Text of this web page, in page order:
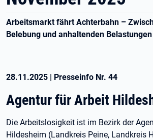
Arbeitsmarkt fährt Achterbahn –
Belebung und anhaltenden Belastungen
28.11.2025 | Presseinfo Nr. 44
Agentur für Arbeit
Die Arbeitslosigkeit ist im Bezirk der
Hildesheim (Landkreis Peine, Landkreis